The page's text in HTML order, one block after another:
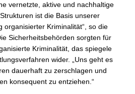
vernetzte, aktive und nachhaltige
ist die Basis unserer
organisierter Kriminalität“, so die
Sicherheitsbehörden sorgten für
Kriminalität, das spiegele
wider. „Uns geht es
dauerhaft zu zerschlagen und
konsequent zu entziehen.“